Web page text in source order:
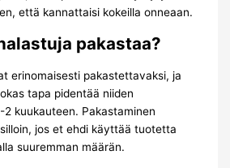
että kannattaisi kokeilla onneaan.
pakastaa?
erinomaisesti pakastettavaksi, ja
tapa pidentää niiden
kuukauteen. Pakastaminen
jos et ehdi käyttää tuotetta
suuremman määrän.